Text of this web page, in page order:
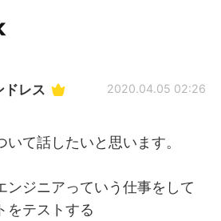
linguistique
レス 2020.04.05 02:26
て話したいと思います。
ンジニアっていう仕事をして
をテストする